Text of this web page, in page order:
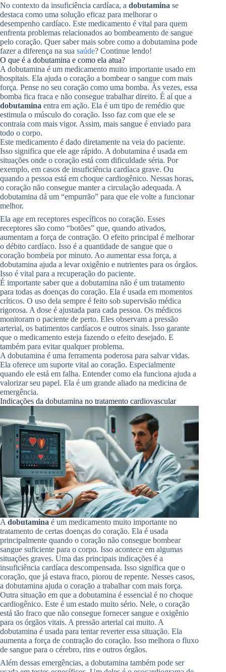
No contexto da insuficiência cardíaca, a dobutamina se
destaca como uma solução eficaz para melhorar o
desempenho cardíaco. Este medicamento é vital para quem
enfrenta problemas relacionados ao bombeamento de sangue
pelo coração. Quer saber mais sobre como a dobutamina pode
fazer a diferença na sua saúde? Continue lendo!
O que é a dobutamina e como ela atua?
A dobutamina é um medicamento muito importante usado em
hospitais. Ela ajuda o coração a bombear o sangue com mais
força. Pense no seu coração como uma bomba. Às vezes, essa
bomba fica fraca e não consegue trabalhar direito. É aí que a
dobutamina entra em ação. Ela é um tipo de remédio que
estimula o músculo do coração. Isso faz com que ele se
contraia com mais vigor. Assim, mais sangue é enviado para
todo o corpo.
Este medicamento é dado diretamente na veia do paciente.
Isso significa que ele age rápido. A dobutamina é usada em
situações onde o coração está com dificuldade séria. Por
exemplo, em casos de insuficiência cardíaca grave. Ou
quando a pessoa está em choque cardiogênico. Nessas horas,
o coração não consegue manter a circulação adequada. A
dobutamina dá um “empurrão” para que ele volte a funcionar
melhor.
Ela age em receptores específicos no coração. Esses
receptores são como “botões” que, quando ativados,
aumentam a força de contração. O efeito principal é melhorar
o débito cardíaco. Isso é a quantidade de sangue que o
coração bombeia por minuto. Ao aumentar essa força, a
dobutamina ajuda a levar oxigênio e nutrientes para os órgãos.
Isso é vital para a recuperação do paciente.
É importante saber que a dobutamina não é um tratamento
para todas as doenças do coração. Ela é usada em momentos
críticos. O uso dela sempre é feito sob supervisão médica
rigorosa. A dose é ajustada para cada pessoa. Os médicos
monitoram o paciente de perto. Eles observam a pressão
arterial, os batimentos cardíacos e outros sinais. Isso garante
que o medicamento esteja fazendo o efeito desejado. E
também para evitar qualquer problema.
A dobutamina é uma ferramenta poderosa para salvar vidas.
Ela oferece um suporte vital ao coração. Especialmente
quando ele está em falha. Entender como ela funciona ajuda a
valorizar seu papel. Ela é um grande aliado na medicina de
emergência.
Indicações da dobutamina no tratamento cardiovascular
A dobutamina é um medicamento muito importante no
tratamento de certas doenças do coração. Ela é usada
principalmente quando o coração não consegue bombear
sangue suficiente para o corpo. Isso acontece em algumas
situações graves. Uma das principais indicações é a
insuficiência cardíaca descompensada. Isso significa que o
coração, que já estava fraco, piorou de repente. Nesses casos,
a dobutamina ajuda o coração a trabalhar com mais força.
Outra situação em que a dobutamina é essencial é no choque
cardiogênico. Este é um estado muito sério. Nele, o coração
está tão fraco que não consegue fornecer sangue e oxigênio
para os órgãos vitais. A pressão arterial cai muito. A
dobutamina é usada para tentar reverter essa situação. Ela
aumenta a força de contração do coração. Isso melhora o fluxo
de sangue para o cérebro, rins e outros órgãos.
Além dessas emergências, a dobutamina também pode ser